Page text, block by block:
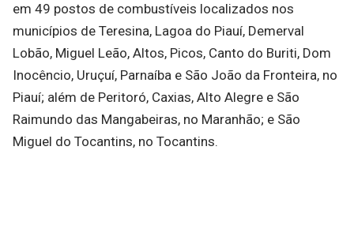
em 49 postos de combustíveis localizados nos
municípios de Teresina, Lagoa do Piauí, Demerval
Lobão, Miguel Leão, Altos, Picos, Canto do Buriti, Dom
Inocêncio, Uruçuí, Parnaíba e São João da Fronteira, no
Piauí; além de Peritoró, Caxias, Alto Alegre e São
Raimundo das Mangabeiras, no Maranhão; e São
Miguel do Tocantins, no Tocantins.